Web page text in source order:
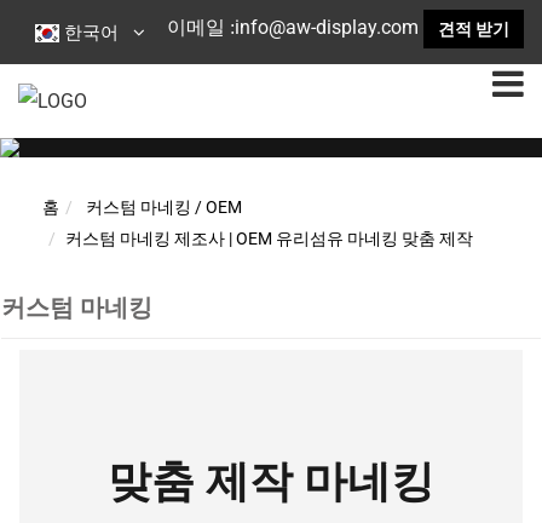
한국어 이메일 :info@aw-display.com 견적 받기
홈
커스텀 마네킹 / OEM
커스텀 마네킹 제조사 | OEM 유리섬유 마네킹 맞춤 제작
커스텀 마네킹
맞춤 제작 마네킹